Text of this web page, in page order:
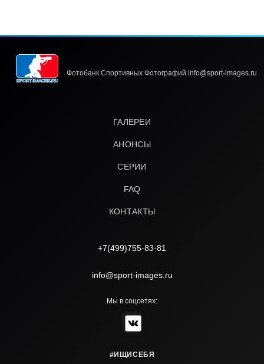
Фотобанк Спортивных Фотографий info@sport-images.ru
ГАЛЕРЕИ
АНОНСЫ
СЕРИИ
FAQ
КОНТАКТЫ
+7(499)755-83-81
info@sport-images.ru
Мы в соцсетях:
#ИЩИСЕБЯ